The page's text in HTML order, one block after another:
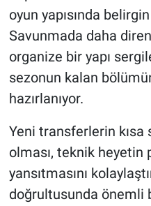
oyun yapısında
Savunmada daha
organize bir yapı
sezonun kalan
hazırlanıyor.
Yeni transferlerin kısa
olması, teknik heyetin
yansıtmasını
doğrultusunda önemli